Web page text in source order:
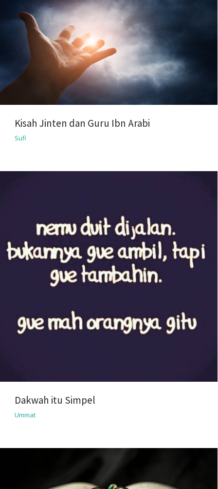
Kisah Jinten dan Guru Ibn Arabi
Sufi
Dakwah itu Simpel
Ummat